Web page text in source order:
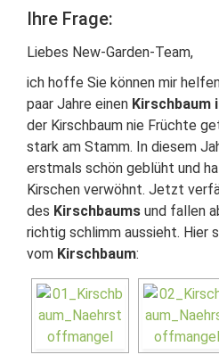
Ihre Frage:
Liebes New-Garden-Team,
ich hoffe Sie können mir
paar Jahre einen Kirschbaum
der Kirschbaum nie Früchte
stark am Stamm. In diesem
erstmals schön geblüht und
Kirschen verwöhnt. Jetzt
des Kirschbaums und fallen
richtig schlimm aussieht. Hier
vom Kirschbaum: